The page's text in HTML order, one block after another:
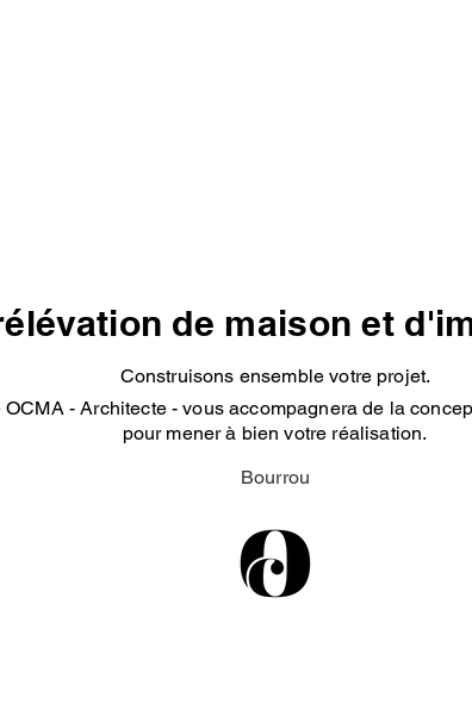
de maison et
Construisons ensemble votre projet.
OCMA - Architecte - vous accompagnera de la
pour mener à bien votre réalisation.
Bourrou